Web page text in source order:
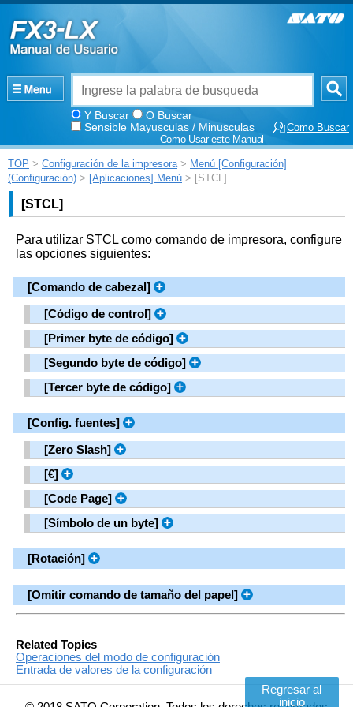
Y Buscar
O Buscar
Sensible Mayusculas / Minusculas
Como Buscar
Como Usar este Manual
TOP > Configuración de la impresora> Menú [Configuración]
(Configuración) > [Aplicaciones] Menú > [STCL]
[STCL]
Para utilizar STCL como comando de impresora, configure
las opciones siguientes:
[Comando de cabezal]
[Código de control ]
[Primer byte de código]
[Segundo byte de código]
[Tercer byte de código]
[Config. fuentes]
[Zero Slash]
[€]
[Code Page]
[Símbolo de un byte]
[Rotación]
[Omitir comando de tamaño del papel ]
Related Topics
Operaciones del modo de configuración
Entrada de valores de la configuración
Regresar al
inicio